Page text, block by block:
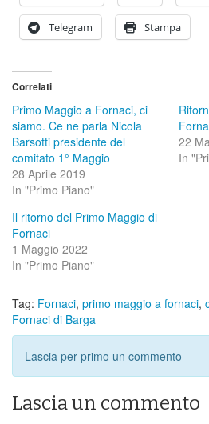
Telegram Stampa
Correlati
Primo Maggio a Fornaci, ci
siamo. Ce ne parla Nicola
Barsotti presidente del
comitato 1° Maggio
28 Aprile 2019
In "Primo Piano"
22
In
Il ritorno del Primo Maggio di
Fornaci
1 Maggio 2022
In "Primo Piano"
Tag: Fornaci, primo maggio a fornaci,
Fornaci di Barga
Lascia per primo un commento
Lascia un commento